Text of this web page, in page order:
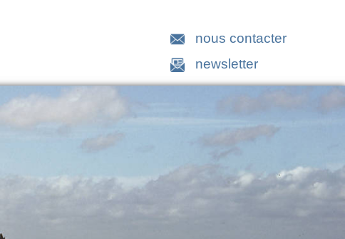
nous contacter
newsletter